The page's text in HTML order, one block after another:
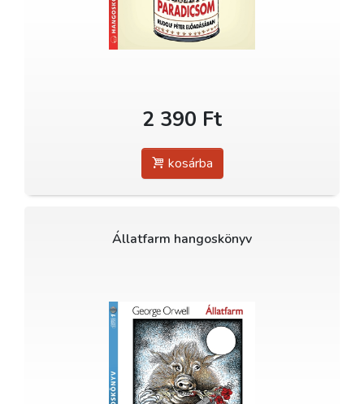
2 390 Ft
kosárba
Állatfarm hangoskönyv